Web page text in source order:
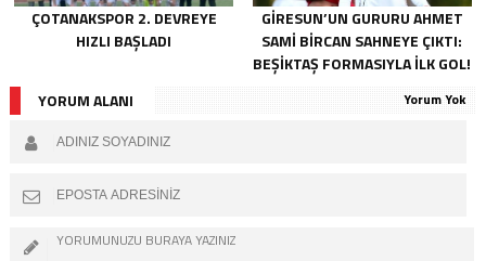
ÇOTANAKSPOR 2. DEVREYE
HIZLI BAŞLADI
GIRESUN’UN GURURU AHMET
SAMI BIRCAN SAHNEYE ÇIKTI:
BEŞIKTAŞ FORMASIYLA İLK GOL!
YORUM ALANI
Yorum Yok